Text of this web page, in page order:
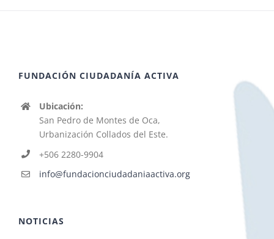
FUNDACIÓN CIUDADANÍA ACTIVA
Ubicación:
San Pedro de Montes de Oca,
Urbanización Collados del Este.
+506 2280-9904
info@fundacionciudadaniaactiva.org
NOTICIAS